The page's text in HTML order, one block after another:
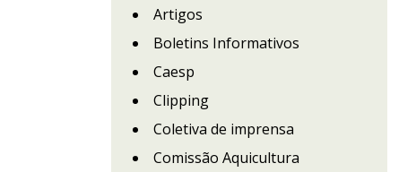
Artigos
Boletins Informativos
Caesp
Clipping
Coletiva de imprensa
Comissão Aquicultura